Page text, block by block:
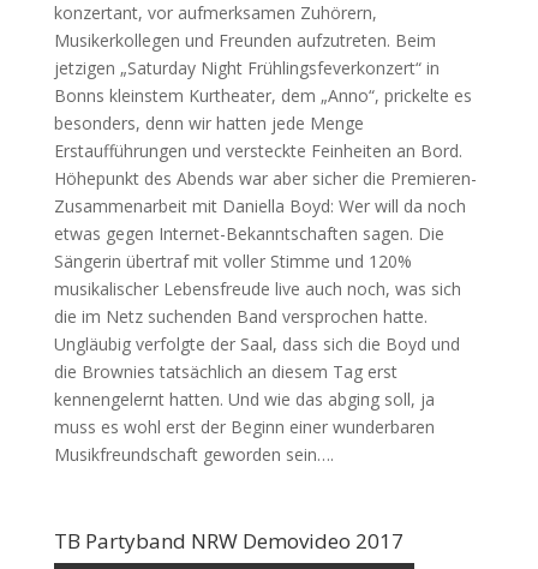
konzertant, vor aufmerksamen Zuhörern,
Musikerkollegen und Freunden aufzutreten. Beim
jetzigen „Saturday Night Frühlingsfeverkonzert“ in
Bonns kleinstem Kurtheater, dem „Anno“, prickelte es
besonders, denn wir hatten jede Menge
Erstaufführungen und versteckte Feinheiten an Bord.
Höhepunkt des Abends war aber sicher die Premieren-
Zusammenarbeit mit Daniella Boyd: Wer will da noch
etwas gegen Internet-Bekanntschaften sagen. Die
Sängerin übertraf mit voller Stimme und 120%
musikalischer Lebensfreude live auch noch, was sich
die im Netz suchenden Band versprochen hatte.
Ungläubig verfolgte der Saal, dass sich die Boyd und
die Brownies tatsächlich an diesem Tag erst
kennengelernt hatten. Und wie das abging soll, ja
muss es wohl erst der Beginn einer wunderbaren
Musikfreundschaft geworden sein….
TB Partyband NRW Demovideo 2017